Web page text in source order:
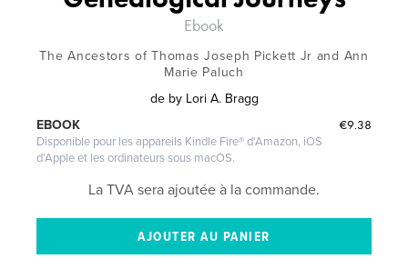
Ebook
The Ancestors of Thomas Joseph Pickett Jr and Ann
Marie Paluch
de by Lori A. Bragg
€9.38
EBOOK
Disponible pour les appareils Kindle Fire® d'Amazon, iOS
d'Apple et les ordinateurs sous macOS.
La TVA sera ajoutée à la commande.